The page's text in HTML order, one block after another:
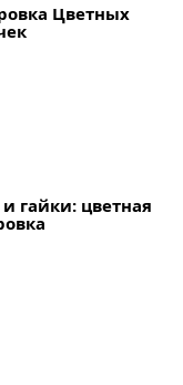
Цветных
гайки: цветная